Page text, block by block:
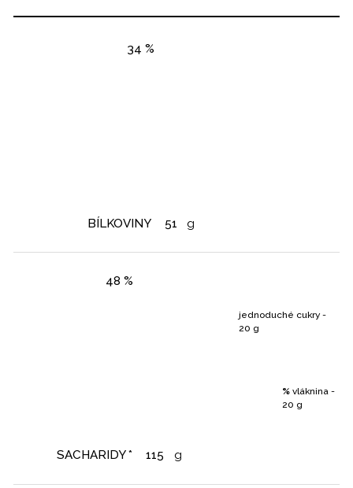
34 %
BÍLKOVINY 51 g
48 %
SACHARIDY * 115 g
jednoduché cukry -
20 g
% vláknina -
20 g